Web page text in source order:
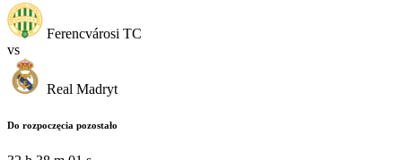
Ferencvárosi TC
vs
Real Madryt
Do rozpoczęcia pozostało